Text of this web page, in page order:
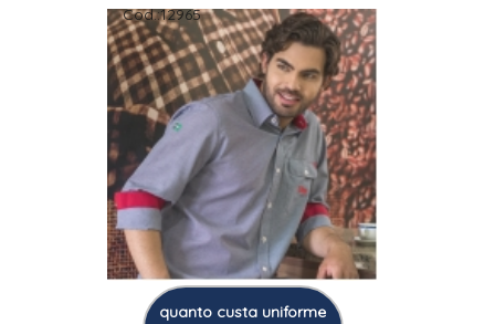
Cod.:12965
quanto custa uniforme